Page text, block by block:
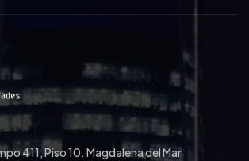
411, Piso 10. Magdalena del Mar